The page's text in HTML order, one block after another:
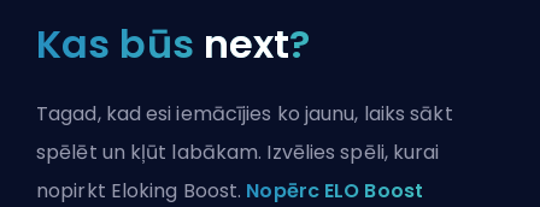
Kas būs next?
Tagad, kad esi iemācījies ko jaunu, laiks sākt
spēlēt un kļūt labākam. Izvēlies spēli, kurai
nopirkt Eloking Boost. Nopērc ELO Boost